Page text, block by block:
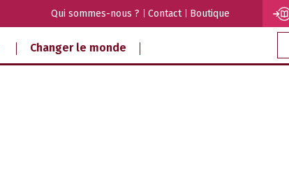
Qui sommes-nous ? Contact Boutique
Changer le monde